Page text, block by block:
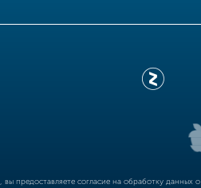
, вы предоставляете согласие на обработку